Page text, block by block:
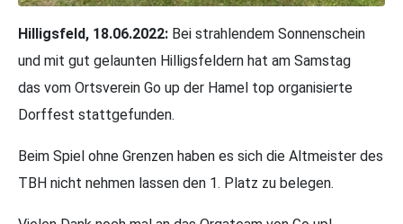
Hilligsfeld, 18.06.2022: Bei strahlendem Sonnenschein
und mit gut gelaunten Hilligsfeldern hat am Samstag
das vom Ortsverein Go up der Hamel top organisierte
Dorffest stattgefunden.
Beim Spiel ohne Grenzen haben es sich die Altmeister des
TBH nicht nehmen lassen den 1. Platz zu belegen.